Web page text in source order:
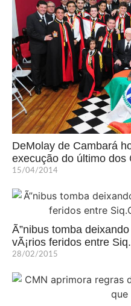
DeMolay de Cambará
execução do último dos
15/04/2014
Ã”nibus tomba
vÃ¡rios feridos entre
28/02/2015